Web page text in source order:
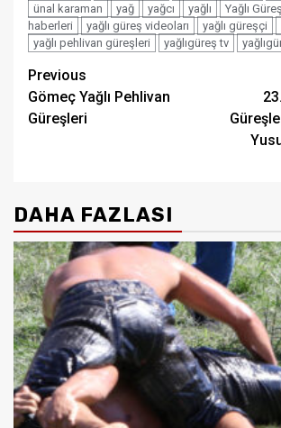
ünal karaman
yağ yağcı yağlı Yağlı Güreş
haberleri
yağlı güreş videoları yağlı güreşçi
yağlı pehlivan güreşleri
yağlıgüreş tv
Post
navigation
Previous
Gömeç Yağlı Pehlivan
Güreşleri
DAHA FAZLASI